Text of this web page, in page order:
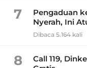
7
Pengaduan
Nyerah, Ini
Dibaca 5.164 kali
8
Call 119,